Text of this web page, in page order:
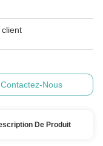
Contactez-Nous
De Produit